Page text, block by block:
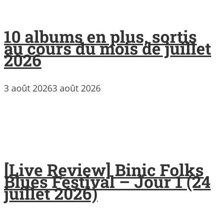
10 albums en plus, sortis
au cours du mois de juillet
2026
3 août 20263 août 2026
[Live Review] Binic Folks
Blues Festival – Jour 1 (24
juillet 2026)